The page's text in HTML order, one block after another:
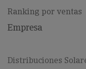
Ranking por ventas
Empresa
Distribuciones